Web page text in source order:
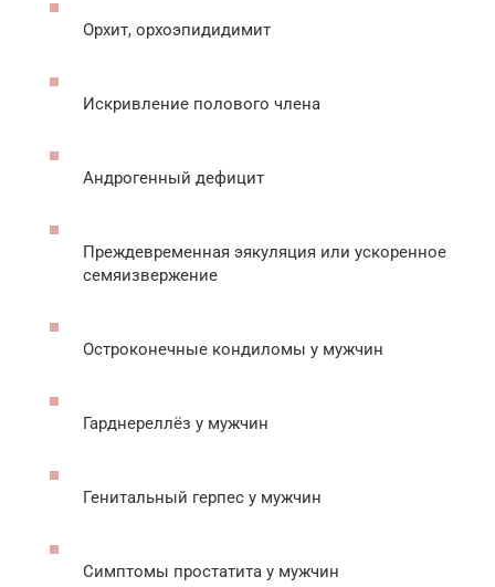
Орхит, орхоэпидидимит
Искривление полового члена
Андрогенный дефицит
Преждевременная эякуляция или ускоренное
семяизвержение
Остроконечные кондиломы у мужчин
Гарднереллёз у мужчин
Генитальный герпес у мужчин
Симптомы простатита у мужчин